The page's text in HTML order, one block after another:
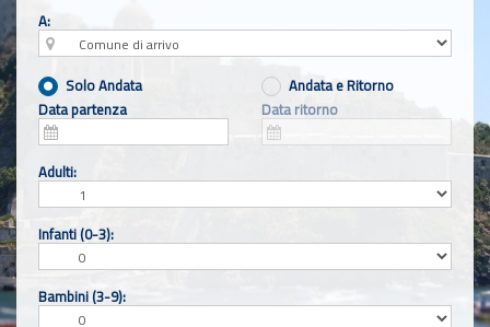
A:
Solo Andata
Andata e Ritorno
Data partenza
Data ritorno
Adulti:
Infanti (0-3):
Bambini (3-9):